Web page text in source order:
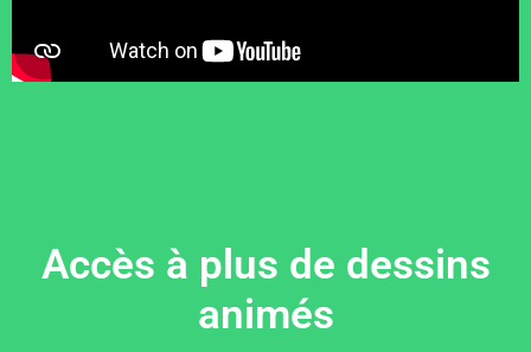
Accès à plus de dessins
animés